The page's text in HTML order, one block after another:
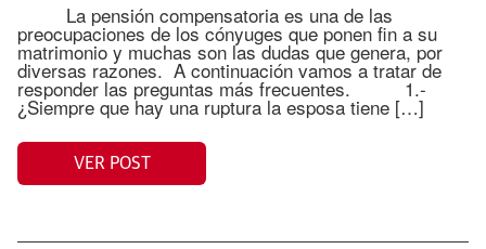
La pensión compensatoria es una de las
preocupaciones de los cónyuges que ponen fin a su
matrimonio y muchas son las dudas que genera, por
diversas razones. A continuación vamos a tratar de
responder las preguntas más frecuentes. 1.-
¿Siempre que hay una ruptura la esposa tiene […]
VER POST